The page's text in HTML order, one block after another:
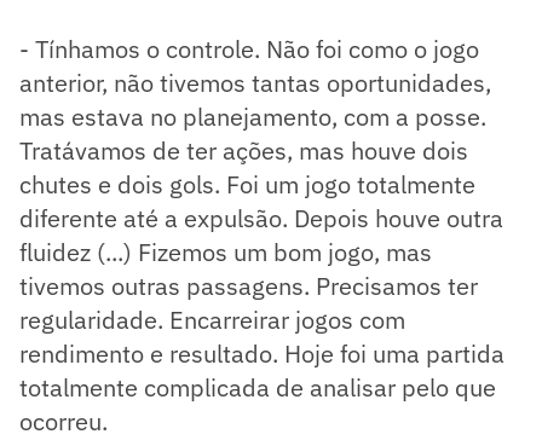
- Tínhamos o controle. Não foi como o jogo
anterior, não tivemos tantas oportunidades,
mas estava no planejamento, com a posse.
Tratávamos de ter ações, mas houve dois
chutes e dois gols. Foi um jogo totalmente
diferente até a expulsão. Depois houve outra
fluidez (...) Fizemos um bom jogo, mas
tivemos outras passagens. Precisamos ter
regularidade. Encarreirar jogos com
rendimento e resultado. Hoje foi uma partida
totalmente complicada de analisar pelo que
ocorreu.